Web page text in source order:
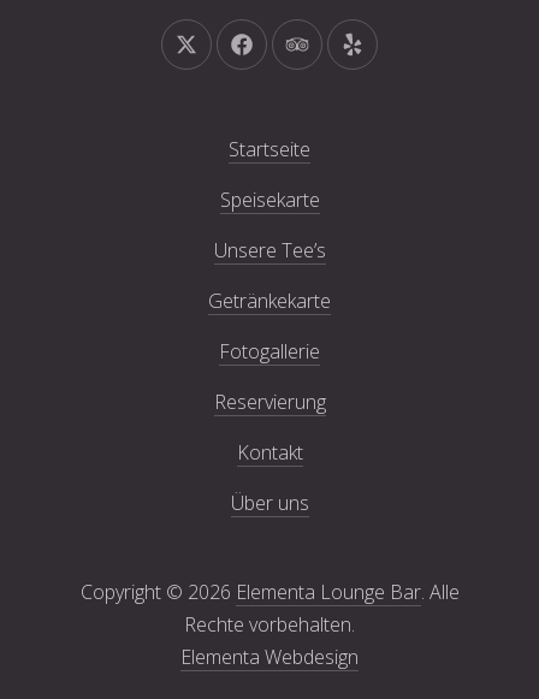
Neues Fenster
Neues Fenster
Neues FensterNeues Fenster
Startseite
Speisekarte
Unsere Tee’s
Getränkekarte
Fotogallerie
Reservierung
Kontakt
Über uns
Copyright © 2026 Elementa Lounge Bar. Alle
Rechte vorbehalten.
Elementa Webdesign